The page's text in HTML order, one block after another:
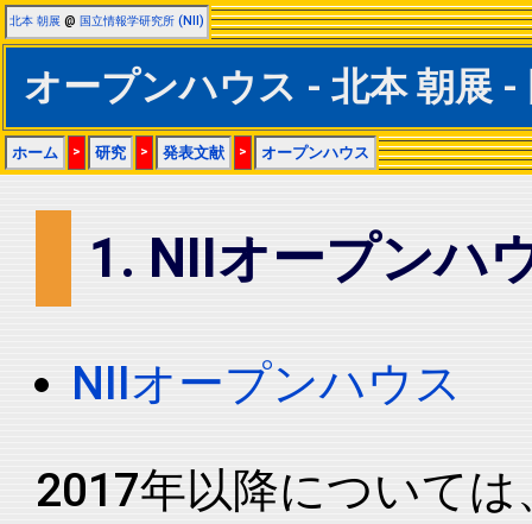
北本 朝展 @ 国立情報学研究所 (NII)
オープンハウス - 北本 朝展
ホーム > 研究 > 発表文献 > オープンハウス
1. NIIオープンハ
NIIオープンハウス
2017年以降については